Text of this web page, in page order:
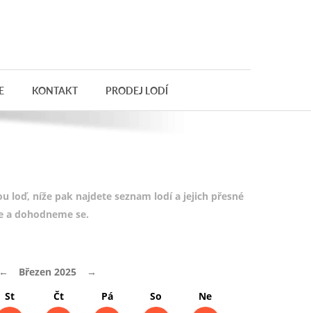
KONTAKT PRODEJ LODÍ
loď, níže pak najdete seznam lodí a jejich přesné
dohodneme se.
Březen 2025
→
St
Čt Pá So
Ne